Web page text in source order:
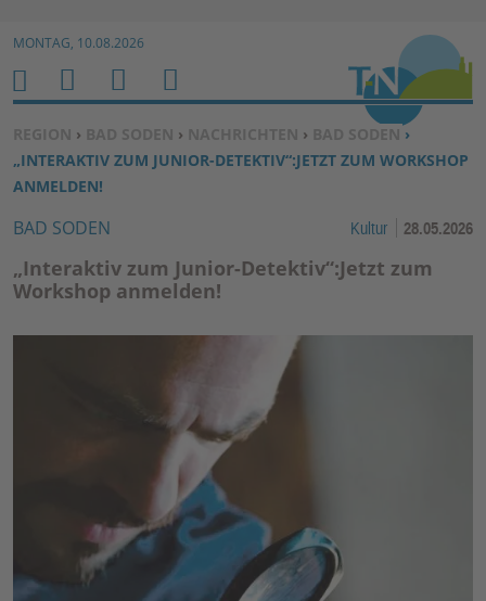
Zum Inhalt springen ↓
MONTAG, 10.08.2026
SIE BEFINDEN SICH HIER:
REGION › BAD SODEN › NACHRICHTEN › BAD SODEN ›
„INTERAKTIV ZUM JUNIOR-DETEKTIV“:JETZT ZUM WORKSHOP
ANMELDEN!
BAD SODEN Kultur 28.05.2026
„Interaktiv zum Junior-Detektiv“:Jetzt zum
Workshop anmelden!
H
O
M
E
M
E
N
U
S
U
C
B
E
N
E
R
N
TI
O
N
E
N